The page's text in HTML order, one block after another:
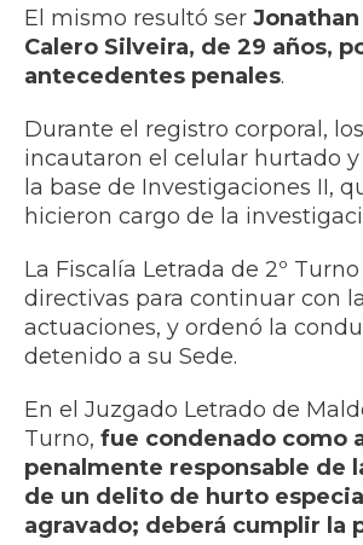
El mismo resultó ser
Calero Silveira, de 29 años,
antecedentes penales.
Durante el registro corporal,
incautaron el celular hurtado
la base de Investigaciones II,
hicieron cargo de la
La Fiscalía Letrada de 2º
directivas para continuar con
actuaciones, y ordenó la
detenido a su Sede.
En el Juzgado Letrado de
Turno, fue condenado como
penalmente responsable de
de un delito de hurto
agravado; deberá cumplir la